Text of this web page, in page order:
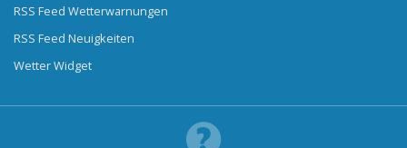
RSS Feed Wetterwarnungen
RSS Feed Neuigkeiten
Wetter Widget